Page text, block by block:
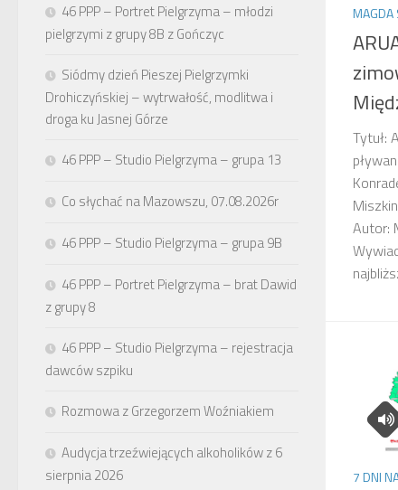
MAGDA
Tytuł:
Autor:
7 DNI
46 PPP – Portret Pielgrzyma – młodzi
pielgrzymi z grupy 8B z Gończyc
Siódmy dzień Pieszej Pielgrzymki
Drohiczyńskiej – wytrwałość, modlitwa i
droga ku Jasnej Górze
46 PPP – Studio Pielgrzyma – grupa 13
Co słychać na Mazowszu, 07.08.2026r
46 PPP – Studio Pielgrzyma – grupa 9B
46 PPP – Portret Pielgrzyma – brat Dawid
z grupy 8
46 PPP – Studio Pielgrzyma – rejestracja
dawców szpiku
Rozmowa z Grzegorzem Woźniakiem
Audycja trzeźwiejących alkoholików z 6
sierpnia 2026